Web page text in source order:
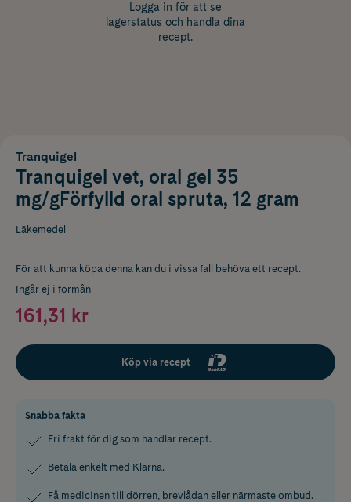
Logga in för att se
lagerstatus och handla dina
recept.
Tranquigel
Tranquigel vet, oral gel 35
mg/gFörfylld oral spruta, 12 gram
Läkemedel
För att kunna köpa denna kan du i vissa fall behöva ett recept.
Ingår ej i förmån
161,31 kr
Köp via recept
Snabba fakta
Fri frakt för dig som handlar recept.
Betala enkelt med Klarna.
Få medicinen till dörren, brevlådan eller närmaste ombud.